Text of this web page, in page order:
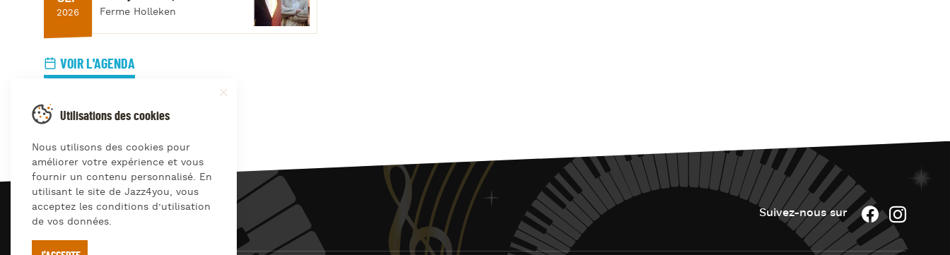
2026 Ferme Holleken
VOIR L'AGENDA
JAZZ4YOU Suivez-nous sur
Utilisations des cookies
Nous utilisons des cookies pour
améliorer votre expérience et vous
fournir un contenu personnalisé. En
utilisant le site de Jazz4you, vous
acceptez les conditions d’utilisation
de vos données.